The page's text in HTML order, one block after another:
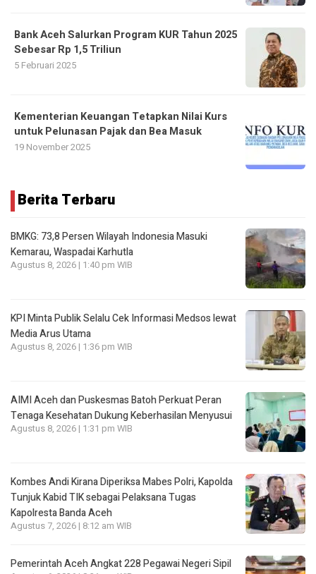
Bank Aceh Salurkan Program KUR Tahun 2025
Sebesar Rp 1,5 Triliun
5 Februari 2025
Kementerian Keuangan Tetapkan Nilai Kurs
untuk Pelunasan Pajak dan Bea Masuk
19 November 2025
Berita Terbaru
BMKG: 73,8 Persen Wilayah Indonesia Masuki
Kemarau, Waspadai Karhutla
Agustus 8, 2026 | 1:40 pm WIB
KPI Minta Publik Selalu Cek Informasi Medsos lewat
Media Arus Utama
Agustus 8, 2026 | 1:36 pm WIB
AIMI Aceh dan Puskesmas Batoh Perkuat Peran
Tenaga Kesehatan Dukung Keberhasilan Menyusui
Agustus 8, 2026 | 1:31 pm WIB
Kombes Andi Kirana Diperiksa Mabes Polri, Kapolda
Tunjuk Kabid TIK sebagai Pelaksana Tugas
Kapolresta Banda Aceh
Agustus 7, 2026 | 8:12 am WIB
Pemerintah Aceh Angkat 228 Pegawai Negeri Sipil